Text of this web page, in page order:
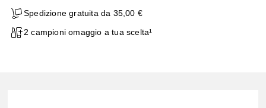
Spedizione gratuita da 35,00 €
2 campioni omaggio a tua scelta¹